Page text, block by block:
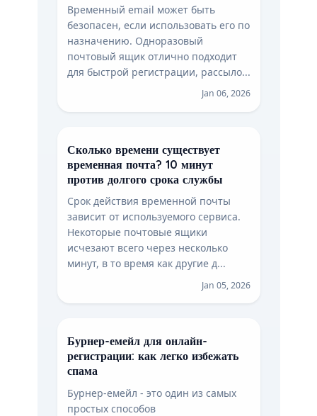
Временный email может быть
безопасен, если использовать его по
назначению. Одноразовый
почтовый ящик отлично подходит
для быстрой регистрации, рассыло...
Jan 06, 2026
Сколько времени существует
временная почта? 10 минут
против долгого срока службы
Срок действия временной почты
зависит от используемого сервиса.
Некоторые почтовые ящики
исчезают всего через несколько
минут, в то время как другие д...
Jan 05, 2026
Бурнер-емейл для онлайн-
регистрации: как легко избежать
спама
Бурнер-емейл - это один из самых
простых способов